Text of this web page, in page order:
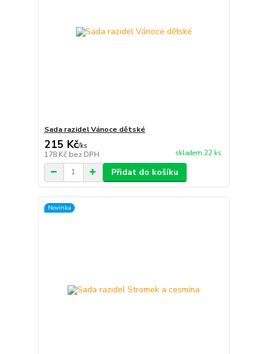
Sada razidel Vánoce dětské
215 Kč/ks
178 Kč bez DPH skladem 22 ks
Přidat do košíku
Novinka